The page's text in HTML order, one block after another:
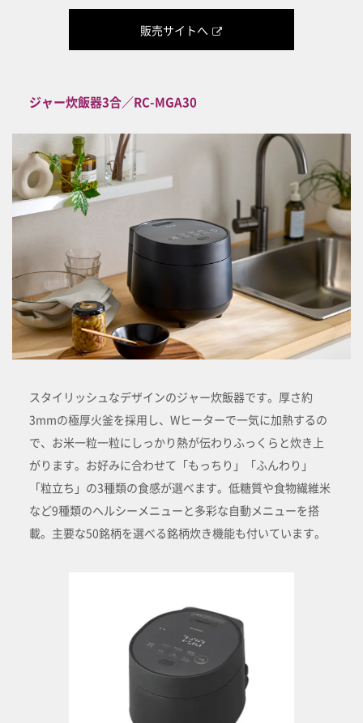
販売サイトへ
ジャー炊飯器3合／RC-MGA30
スタイリッシュなデザインのジャー炊飯器です。厚さ約
3mmの極厚火釜を採用し、Wヒーターで一気に加熱するの
で、お米一粒一粒にしっかり熱が伝わりふっくらと炊き上
がります。お好みに合わせて「もっちり」「ふんわり」
「粒立ち」の3種類の食感が選べます。低糖質や食物繊維米
など9種類のヘルシーメニューと多彩な自動メニューを搭
載。主要な50銘柄を選べる銘柄炊き機能も付いています。